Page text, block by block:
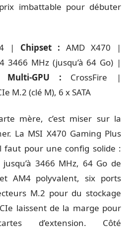
imbattable pour débuter
| Chipset : AMD X470 |
3466 MHz (jusqu’à 64 Go) |
Multi-GPU : CrossFire |
M.2 (clé M), 6 x SATA
mère, c’est miser sur la
La MSI X470 Gaming Plus
faut pour une config solide :
3466 MHz, 64 Go de
AM4 polyvalent, six ports
M.2 pour du stockage
laissent de la marge pour
d’extension. Côté